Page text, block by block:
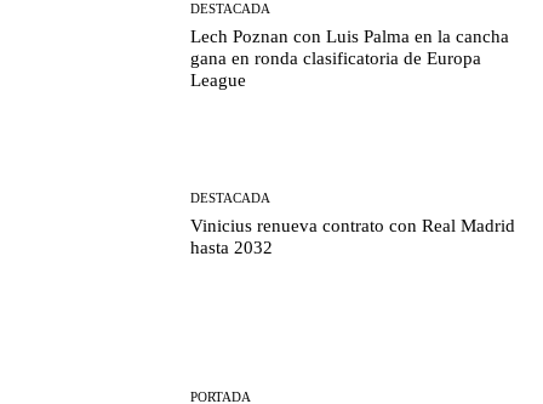
DESTACADA
Lech Poznan con Luis Palma en la cancha
gana en ronda clasificatoria de Europa
League
DESTACADA
Vinicius renueva contrato con Real Madrid
hasta 2032
PORTADA